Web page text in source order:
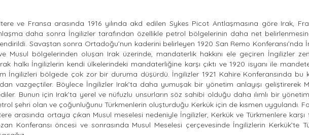
ve Fransa arasında 1916 yılında akd edilen Sykes Picot Antlaşmasına göre Irak,
daha sonra İngilizler tarafından özellikle petrol bölgelerinin daha net
Savaştan sonra Ortadoğu’nun kaderini belirleyen 1920 San Remo Konferansı’nda
bölgelerinden oluşan Irak üzerinde, mandaterlik hakkını ele geçiren İngilizler
halkı İngilizlerin kendi ülkelerindeki mandaterliğine karşı çıktı ve 1920 isyanı ile
İngilizleri bölgede çok zor bir duruma düşürdü. İngilizler 1921 Kahire Konferansında bu
vazgeçtiler. Böylece İngilizler Irak’ta daha yumuşak bir yönetim anlayışı geliştirerek
Bunun için Irak’ta yerel ve nüfuzlu unsurların söz sahibi olduğu daha ılımlı bir yönetim
şehri olan ve çoğunluğunu Türkmenlerin oluşturduğu Kerkük için de kısmen uygulandı.
arasında ortaya çıkan Musul meselesi nedeniyle İngilizler, Kerkük ve Türkmenlere karşı
Konferansı öncesi ve sonrasında Musul Meselesi çerçevesinde İngilizlerin Kerkük’te